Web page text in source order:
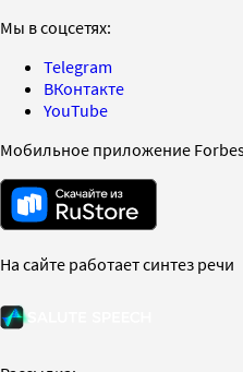
Мы в соцсетях:
Telegram
ВКонтакте
YouTube
Мобильное приложение
На сайте работает синтез речи